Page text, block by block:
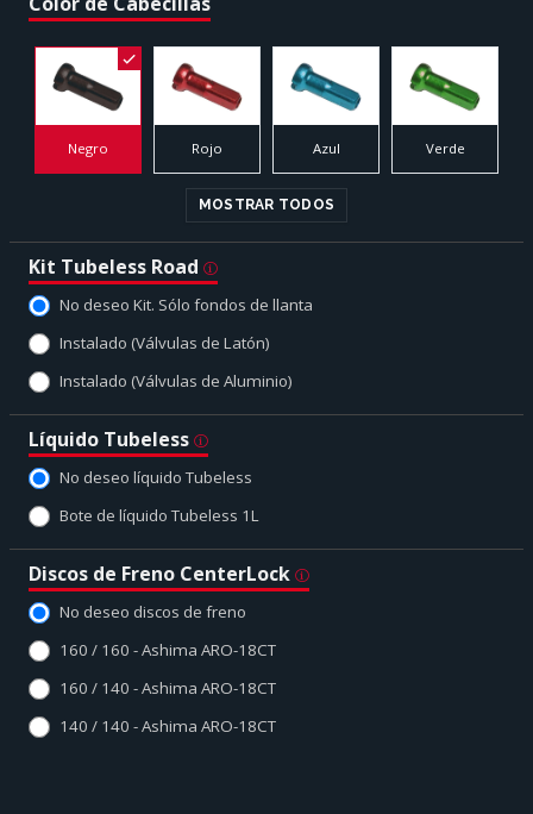
Negro Rojo Azul Verde
MOSTRAR TODOS
Kit Tubeless Road
No deseo Kit. Sólo fondos de llanta
Instalado (Válvulas de Latón)
Instalado (Válvulas de Aluminio)
Líquido Tubeless
No deseo líquido Tubeless
Bote de líquido Tubeless 1L
Discos de Freno CenterLock
No deseo discos de freno
160 / 160 - Ashima ARO-18CT
160 / 140 - Ashima ARO-18CT
140 / 140 - Ashima ARO-18CT